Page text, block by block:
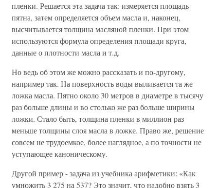
пленки. Решается эта задача так: измеряется площадь
пятна, затем определяется объем масла и, наконец,
высчитывается толщина масляной пленки. При этом
используются формула определения площади круга,
данные о плотности масла и т.д.
Но ведь об этом же можно рассказать и по-другому,
например так. На поверхность воды выливается та же
ложка масла. Пятно около 30 метров в диаметре в тысячу
раз больше длины и во столько же раз больше ширины
ложки. Стало быть, толщина пленки в миллион раз
меньше толщины слоя масла в ложке. Право же, решение
совсем не трудоемкое, более наглядное, а по точности не
уступающее каноническому.
Другой пример - задача из учебника арифметики: «Как
умножить 3 275 на 537? Это значит, что надобно взять 3